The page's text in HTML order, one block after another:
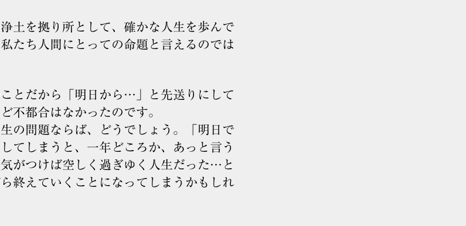
土を拠り所として、確かな人生を歩んで
たち人間にとっての命題と言えるのでは
とだから「明日から…」と先送りにして
不都合はなかったのです。
の問題ならば、どうでしょう。「明日で
てしまうと、一年どころか、あっと言う
がつけば空しく過ぎゆく人生だった…と
終えていくことになってしまうかもしれ